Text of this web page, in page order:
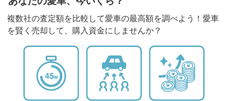
複数社の査定額を比較して愛車の最高額を調べよう！愛車
を賢く売却して、購入資金にしませんか？